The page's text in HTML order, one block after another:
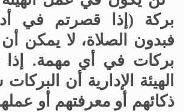
بركة (إذا قصرتم في
فبدون الصلاة، لا يمكن
بركات في أي مهمة.
الهيئة الإدارية أن
ذكائهم أو معرفتهم أو